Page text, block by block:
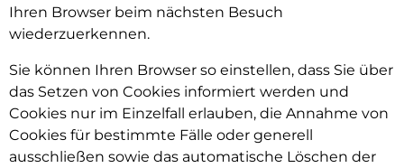
Ihren Browser beim nächsten Besuch
wiederzuerkennen.
Sie können Ihren Browser so einstellen, dass Sie über
das Setzen von Cookies informiert werden und
Cookies nur im Einzelfall erlauben, die Annahme von
Cookies für bestimmte Fälle oder generell
ausschließen sowie das automatische Löschen der